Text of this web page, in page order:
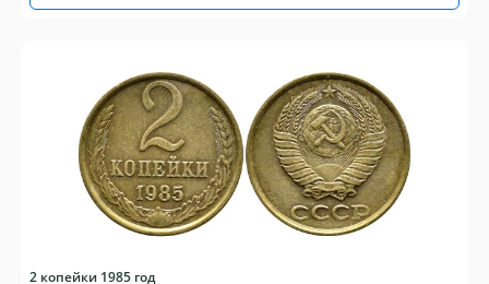
2 копейки 1985 год